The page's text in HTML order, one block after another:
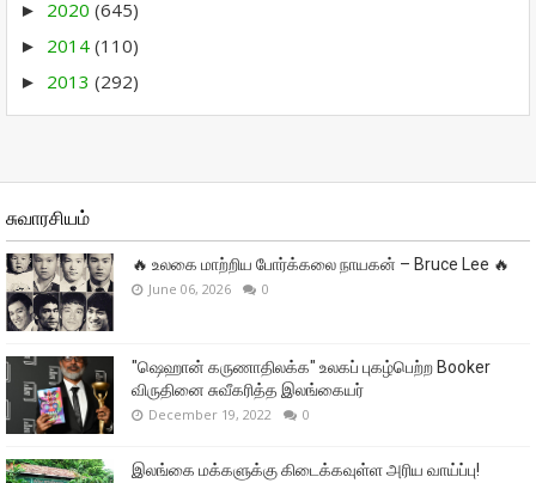
► 2020 (645)
► 2014 (110)
► 2013 (292)
சுவாரசியம்
🔥 உலகை மாற்றிய போர்க்கலை நாயகன் – Bruce Lee 🔥
June 06, 2026 0
"ஷெஹான் கருணாதிலக்க" உலகப் புகழ்பெற்ற Booker
விருதினை சுவீகரித்த இலங்கையர்
December 19, 2022 0
இலங்கை மக்களுக்கு கிடைக்கவுள்ள அரிய வாய்ப்பு!